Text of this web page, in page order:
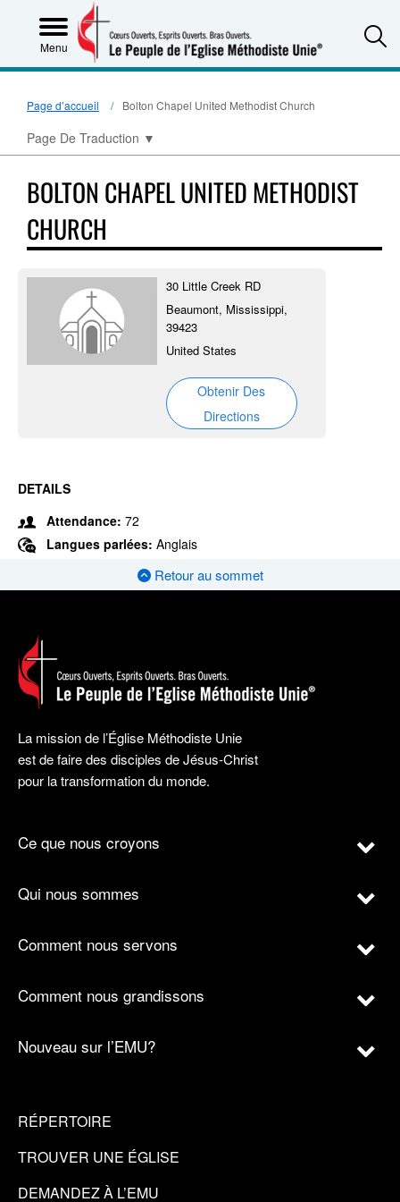
Menu
Page d’accueil Bolton Chapel United Methodist Church
Page De Traduction ▼
BOLTON CHAPEL UNITED METHODIST
CHURCH
30 Little Creek RD
Beaumont, Mississippi,
39423
United States
Obtenir Des
Directions
DETAILS
Attendance: 72
Langues parlées: Anglais
Retour au sommet
La mission de l’Église Méthodiste Unie
est de faire des disciples de Jésus-Christ
pour la transformation du monde.
Ce que nous croyons
Qui nous sommes
Comment nous servons
Comment nous grandissons
Nouveau sur l’EMU?
RÉPERTOIRE
TROUVER UNE ÉGLISE
DEMANDEZ À L’EMU